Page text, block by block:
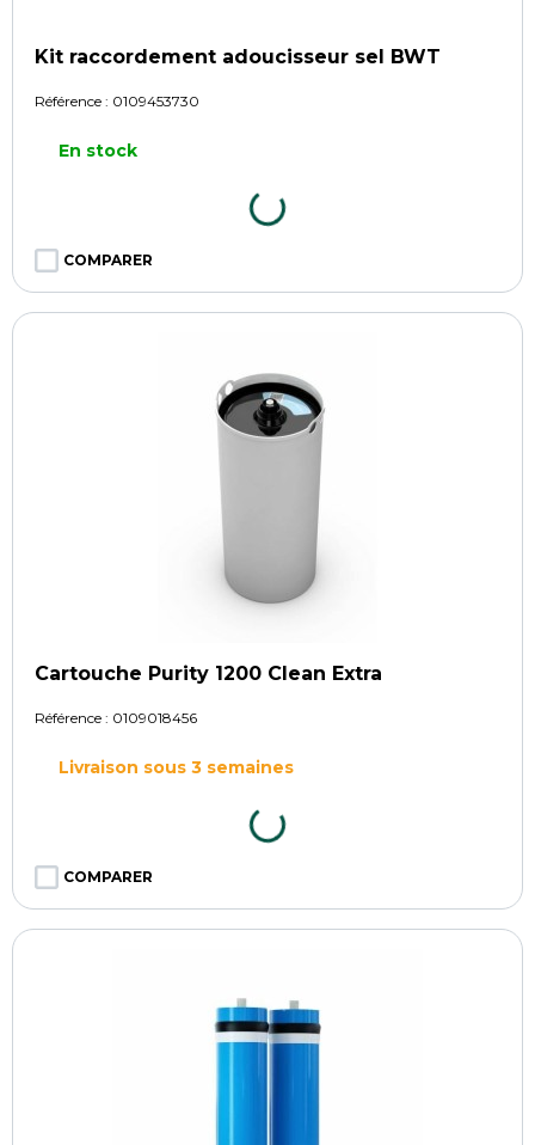
Kit raccordement adoucisseur sel BWT
Référence : 0109453730
En stock
COMPARER
Cartouche Purity 1200 Clean Extra
Référence : 0109018456
Livraison sous 3 semaines
COMPARER